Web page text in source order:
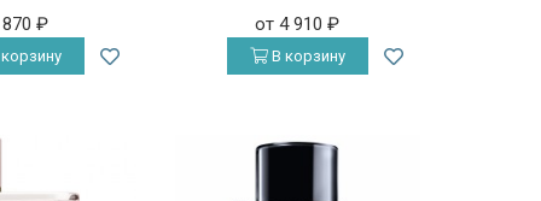
870₽ от 4 910₽
В корзину